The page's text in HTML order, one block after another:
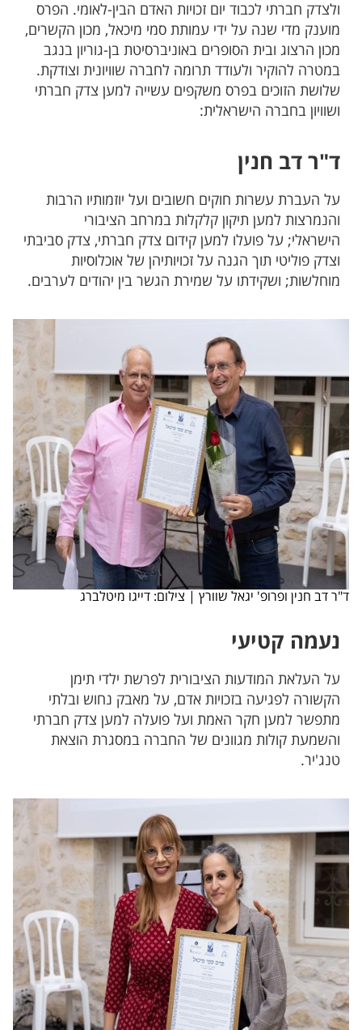
ולצדק חברתי לכבוד יום זכויות האדם הבין-לאומי. הפרס
מוענק מדי שנה על ידי עמותת סמי מיכאל, מכון הקשרים,
מכון הרצוג ובית הסופרים באוניברסיטת בן-גוריון בנגב
במטרה להוקיר ולעודד תרומה לחברה שוויונית וצודקת. ​​
שלושת הזוכים בפרס משקפים עשייה למען צדק חברתי
ושוויון בחברה הישראלית:
ד"ר דב ​חנין
על העברת עשרות חוקים חשובים ועל יוזמותיו הרבות
והנמרצות למען תיקון קלקלות במרחב הציבורי
הישראלי; על פועלו למען קידום צדק חברתי, צדק סביבתי
וצדק פוליטי תוך הגנה על זכויותיהן של אוכלוסיות
מוחלשות; ושקידתו על שמירת הגשר בין יהודים לערבים.
ד"ר דב חנין ופרופ' יגאל שוורץ | צילום: דייגו מיטלברג​
נעמה קטיעי
על העלאת המודעות הציבורית לפרשת ילדי תימן
הקשורה לפגיעה בזכויות אדם, על מאבק נחוש ובלתי
מתפשר למען חקר האמת ועל פועלה למען צדק חברתי
והשמעת קולות מגוונים של החברה במסגרת הוצאת
טנג'יר.